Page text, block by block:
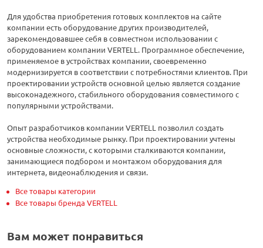
Для удобства приобретения готовых комплектов на сайте
компании есть оборудование других производителей,
зарекомендовавшее себя в совместном использовании с
оборудованием компании VERTELL. Программное обеспечение,
применяемое в устройствах компании, своевременно
модернизируется в соответствии с потребностями клиентов. При
проектировании устройств основной целью является создание
высоконадежного, стабильного оборудования совместимого с
популярными устройствами.
Опыт разработчиков компании VERTELL позволил создать
устройства необходимые рынку. При проектировании учтены
основные сложности, с которыми сталкиваются компании,
занимающиеся подбором и монтажом оборудования для
интернета, видеонаблюдения и связи.
Все товары категории
Все товары бренда VERTELL
Вам может понравиться